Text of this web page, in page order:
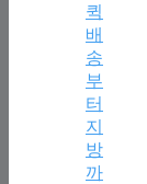
퀵
배
송
부
터
지
방
까